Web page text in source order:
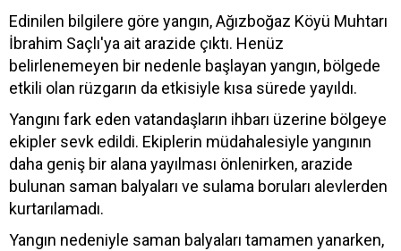
Edinilen bilgilere göre yangın, Ağızboğaz Köyü Muhtarı
İbrahim Saçlı'ya ait arazide çıktı. Henüz
belirlenemeyen bir nedenle başlayan yangın, bölgede
etkili olan rüzgarın da etkisiyle kısa sürede yayıldı.
Yangını fark eden vatandaşların ihbarı üzerine bölgeye
ekipler sevk edildi. Ekiplerin müdahalesiyle yangının
daha geniş bir alana yayılması önlenirken, arazide
bulunan saman balyaları ve sulama boruları alevlerden
kurtarılamadı.
Yangın nedeniyle saman balyaları tamamen yanarken,